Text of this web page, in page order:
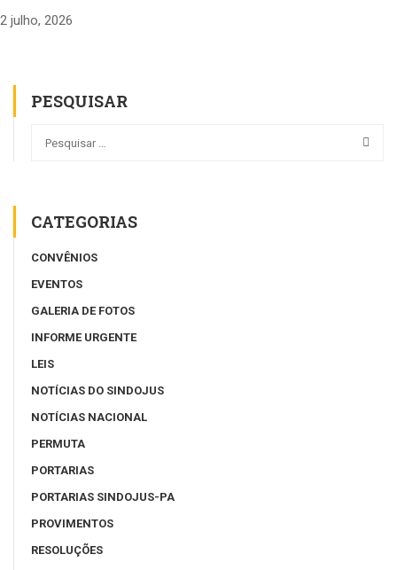
2 julho, 2026
PESQUISAR
CATEGORIAS
CONVÊNIOS
EVENTOS
GALERIA DE FOTOS
INFORME URGENTE
LEIS
NOTÍCIAS DO SINDOJUS
NOTÍCIAS NACIONAL
PERMUTA
PORTARIAS
PORTARIAS SINDOJUS-PA
PROVIMENTOS
RESOLUÇÕES